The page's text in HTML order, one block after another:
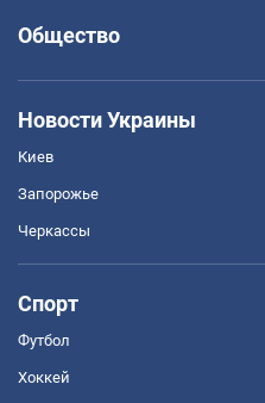
Общество
Новости Украины
Киев
Запорожье
Черкассы
Спорт
Футбол
Хоккей